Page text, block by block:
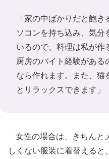
「家の中ばかりだと飽
ソコンを持ち込み、気分
いるので、料理は私が作
厨房のバイト経験がある
なら作れます。また、猫
とリラックスできます」
女性の場合は、きちんと
しくない服装に着替える